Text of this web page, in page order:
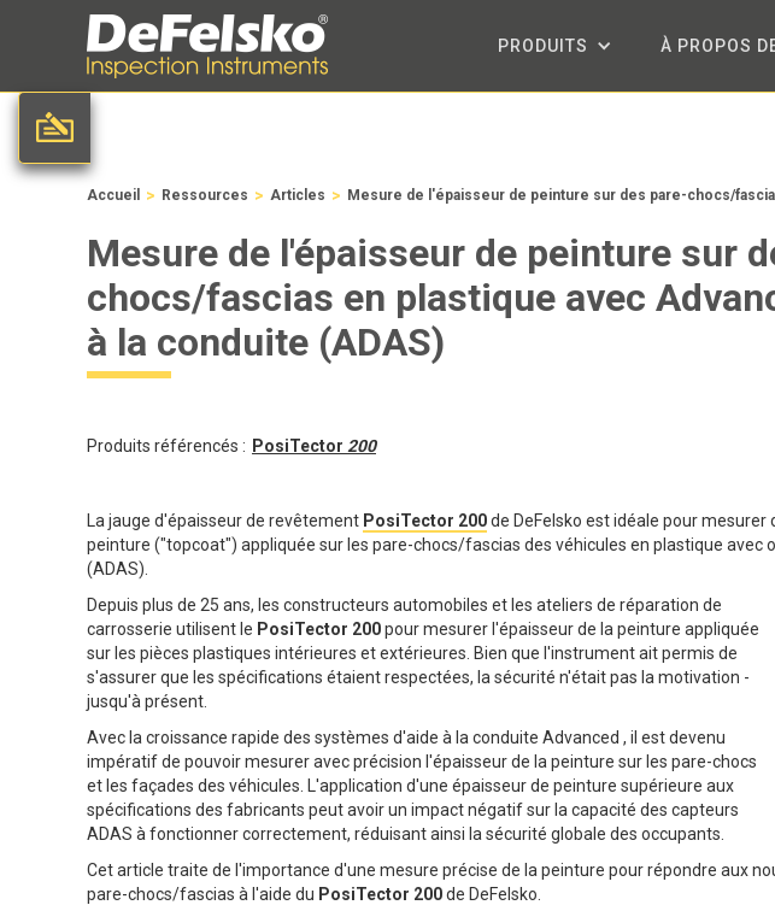
PRODUITS À PROPOS
Accueil > Ressources > Articles > Mesure de l'épaisseur de peinture sur des pare-chocs/
Mesure de l'épaisseur de peinture sur
chocs/fascias en plastique avec
à la conduite (ADAS)
Produits référencés : PosiTector 200
La jauge d'épaisseur de revêtement PosiTector 200de DeFelsko est idéale pour
peinture ("topcoat") appliquée sur les pare-chocs/fascias des véhicules en plastique avec
(ADAS).
Depuis plus de 25 ans, les constructeurs automobiles et les ateliers de réparation de
carrosserie utilisent le PosiTector 200pour mesurer l'épaisseur de la peinture appliquée
sur les pièces plastiques intérieures et extérieures. Bien que l'instrument ait permis de
s'assurer que les spécifications étaient respectées, la sécurité n'était pas la motivation -
jusqu'à présent.
Avec la croissance rapide des systèmes d'aide à la conduite Advanced , il est devenu
impératif de pouvoir mesurer avec précision l'épaisseur de la peinture sur les pare-chocs
et les façades des véhicules. L'application d'une épaisseur de peinture supérieure aux
spécifications des fabricants peut avoir un impact négatif sur la capacité des capteurs
ADAS à fonctionner correctement, réduisant ainsi la sécurité globale des occupants.
Cet article traite de l'importance d'une mesure précise de la peinture pour répondre aux
pare-chocs/fascias à l'aide du PosiTector 200de DeFelsko.